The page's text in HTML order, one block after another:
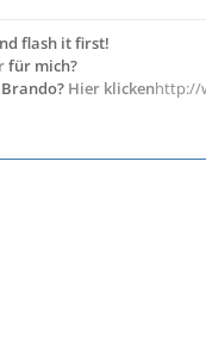
flash it first!
für mich?
Hier klickenhttp://